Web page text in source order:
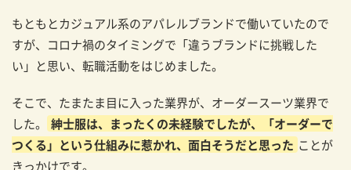
忘れられないお客様とのエピソードは？
失敗から学んだ経験は？
今後の目標は？
アパレル業界を目指す方へのメッセージ
もともとカジュアル系のアパレルブランドで働いていたので
すが、コロナ禍のタイミングで「違うブランドに挑戦した
い」と思い、転職活動をはじめました。
そこで、たまたま目に入った業界が、オーダースーツ業界で
した。
紳士服は、まったくの未経験でしたが、「オーダーで
つくる」という仕組みに惹かれ、面白そうだと思った ことが
きっかけです。